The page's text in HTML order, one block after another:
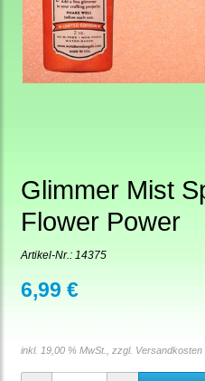
Glimmer Mist
Flower Power
Artikel-Nr.: 14375
6,99 €
inkl. 19,00 % MwSt., zzgl. Versandkosten